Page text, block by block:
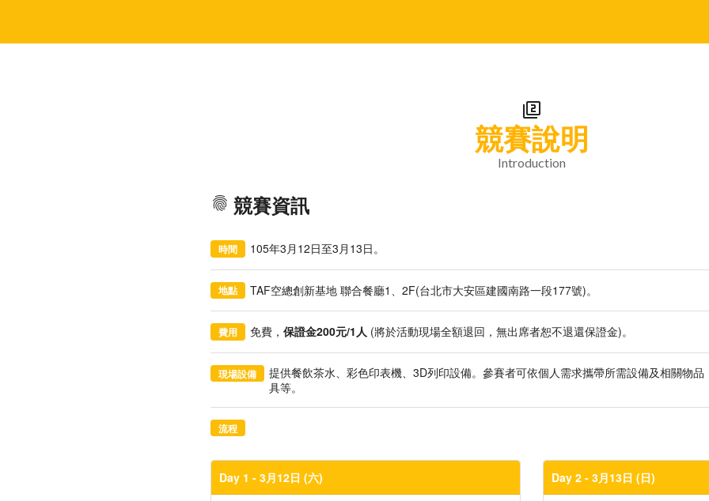
filter_2
競賽說明
Introduction
fingerprint 競賽資訊
時間 105年3月12日至3月13日。
地點 TAF空總創新基地 聯合餐廳1、2F(台北市大安區建國南路一段177號)。
費用 免費， 保證金200元/1人 (將於活動現場全額退回，無出席者恕不退還保證金)。
現場設備
提供餐飲茶水、彩色印表機、3D列印設備。參賽者可依個人需求攜帶所需設備及相關物
具等。
流程
Day 1 - 3月12日 (六) Day 2 - 3月13日 (日)